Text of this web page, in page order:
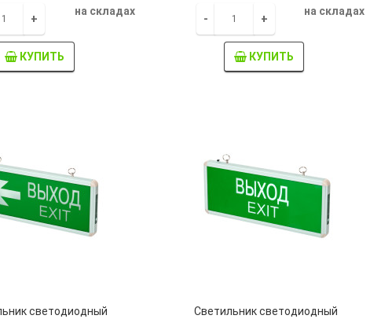
+
на складах
КУПИТЬ
- +
на складах
КУПИТЬ
светодиодный
Светильник светодиодный